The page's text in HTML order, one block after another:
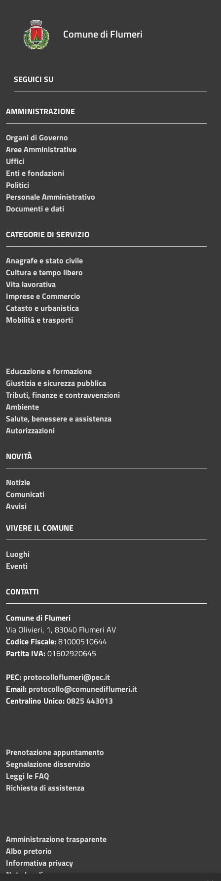
Comune di Flumeri
SEGUICI SU
AMMINISTRAZIONE
Organi di Governo
Aree Amministrative
Uffici
Enti e fondazioni
Politici
Personale Amministrativo
Documenti e dati
CATEGORIE DI SERVIZIO
Anagrafe e stato civile
Cultura e tempo libero
Vita lavorativa
Imprese e Commercio
Catasto e urbanistica
Mobilità e trasporti
Educazione e formazione
Giustizia e sicurezza pubblica
Tributi, finanze e contravvenzioni
Ambiente
Salute, benessere e assistenza
Autorizzazioni
NOVITÀ
Notizie
Comunicati
Avvisi
VIVERE IL COMUNE
Luoghi
Eventi
CONTATTI
Comune di Flumeri
Via Olivieri, 1, 83040 Flumeri AV
Codice Fiscale:81000510644
Partita IVA:01602920645
PEC: protocolloflumeri@pec.it
Email: protocollo@comunediflumeri.it
Centralino Unico:0825 443013
Prenotazione appuntamento
Segnalazione disservizio
Leggi le FAQ
Richiesta di assistenza
Amministrazione trasparente
Albo pretorio
Informativa privacy
Note legali